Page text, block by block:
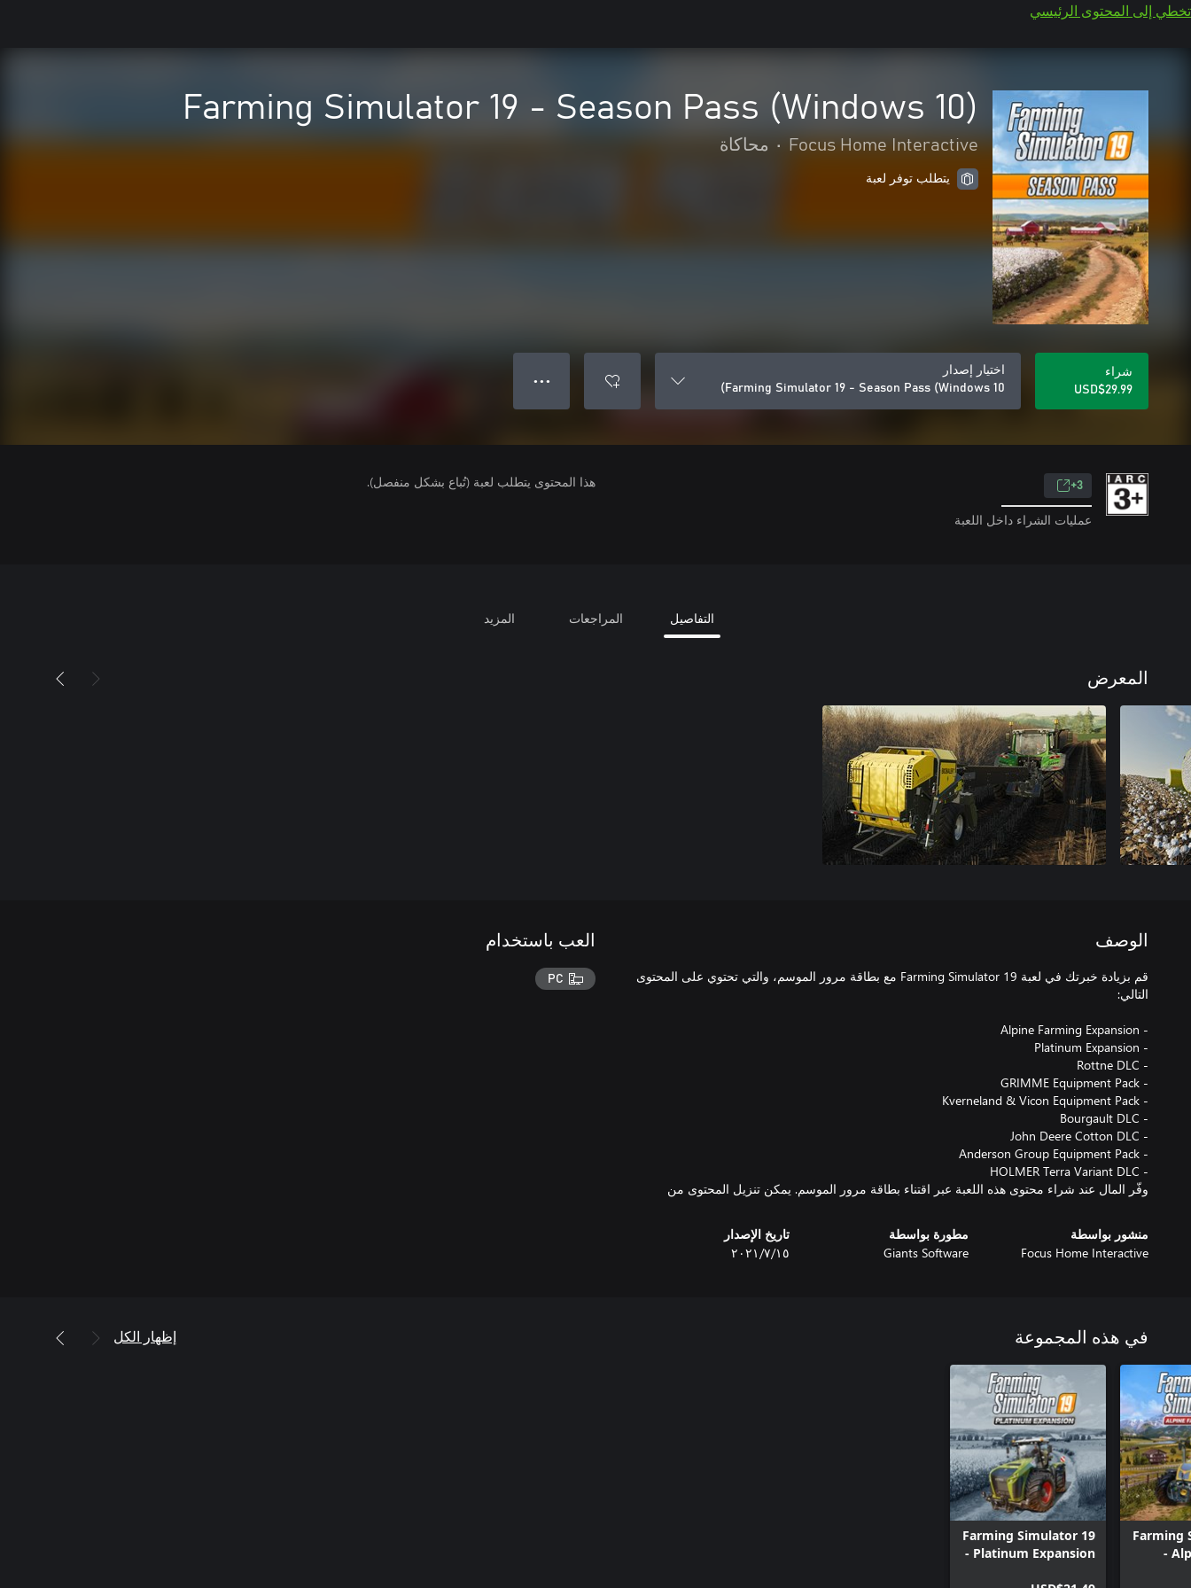
تخطي إلى المحتوى الرئيسي
Farming Simulator 19 - Season Pass (Windows 10)
Focus Home Interactive
• محاكاة
يتطلب توفر لعبة
شراء
USD$29.99
اختيار إصدار
Farming Simulator 19 - Season Pass (Windows 10)
● ● ●
3+
عمليات الشراء داخل اللعبة
هذا المحتوى يتطلب لعبة (تُباع بشكل منفصل).
التفاصيل المراجعات المزيد
المعرض
الوصف
قم بزيادة خبرتك في لعبة Farming Simulator 19 مع بطاقة مرور الموسم، والتي تحتوي على المحتوى
وفّر المال عند شراء محتوى هذه اللعبة عبر اقتناء بطاقة مرور الموسم. يمكن تنزيل المحتوى من
منشور بواسطة
Focus Home Interactive
مطورة بواسطة
Giants Software
تاريخ الإصدار
١٥‏/٧‏/٢٠٢١
العب باستخدام
PC
في هذه المجموعة إظهار الكل
Farming
-
Farming Simulator 19
- Platinum Expansion